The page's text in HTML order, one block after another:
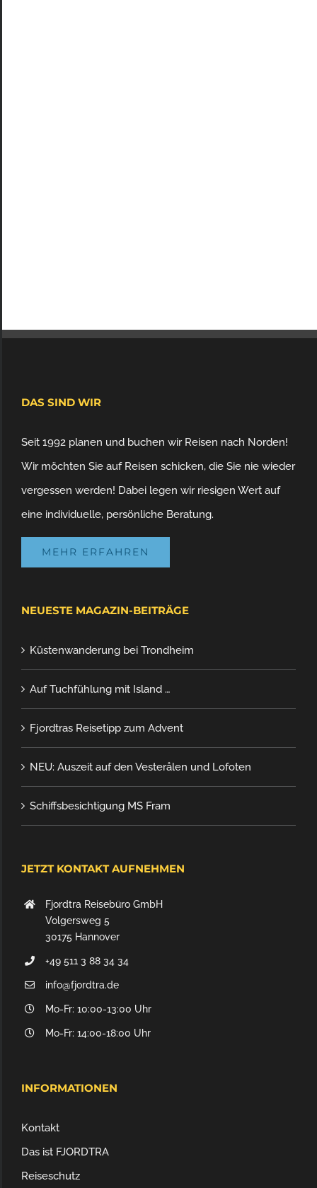
DAS SIND WIR
Seit 1992 planen und buchen wir Reisen nach Norden!
Wir möchten Sie auf Reisen schicken, die Sie nie wieder
vergessen werden! Dabei legen wir riesigen Wert auf
eine individuelle, persönliche Beratung.
MEHR ERFAHREN
NEUESTE MAGAZIN-BEITRÄGE
Küstenwanderung bei Trondheim
Auf Tuchfühlung mit Island …
Fjordtras Reisetipp zum Advent
NEU: Auszeit auf den Vesterålen und Lofoten
Schiffsbesichtigung MS Fram
JETZT KONTAKT AUFNEHMEN
Fjordtra Reisebüro GmbH
Volgersweg 5
30175 Hannover
+49 511 3 88 34 34
info@fjordtra.de
Mo-Fr: 10:00-13:00 Uhr
Mo-Fr: 14:00-18:00 Uhr
INFORMATIONEN
Kontakt
Das ist FJORDTRA
Reiseschutz